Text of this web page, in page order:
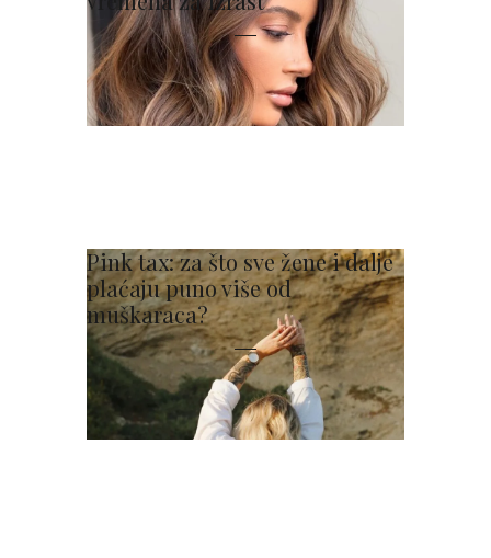
Pink tax: za što sve žene i dalje
plaćaju puno više od
muškaraca?